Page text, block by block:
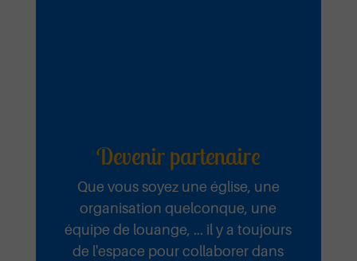
Devenir partenaire
Que vous soyez une église, une
organisation quelconque, une
équipe de louange, ... il y a toujours
de l'espace pour collaborer dans